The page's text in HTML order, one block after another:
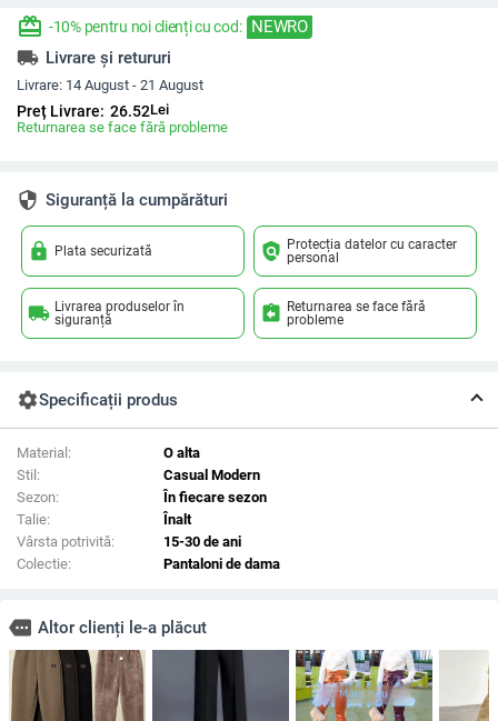
redeem -10% pentru noi clienți cu cod: NEWRO
local_shipping Livrare și retururi
Livrare: 14 August - 21 August
Preț Livrare: 26.52Lei
Returnarea se face fără probleme
security Siguranță la cumpărături
lock Plata securizată policy Protecția datelor cu caracter
personal
local_shipping Livrarea produselor în
siguranță
assignment_return Returnarea se face fără
probleme
settingsSpecificații produs
Material:
O alta
Stil:
Casual Modern
Sezon:
În fiecare sezon
Talie:
Înalt
Vârsta potrivită:
15-30 de ani
Colectie:
Pantaloni de dama
more Altor clienți le-a plăcut